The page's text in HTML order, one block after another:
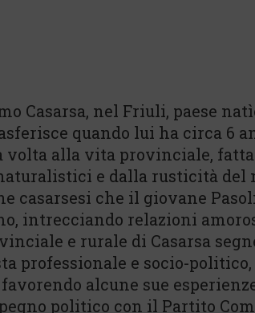
Casarsa, nel Friuli, paese
quando lui ha circa 6
volta alla vita provinciale,
e dalla rusticità del
casarsesi che il giovane
intrecciando relazioni
e rurale di Casarsa
professionale e socio-
alcune sue
politico con il Partito